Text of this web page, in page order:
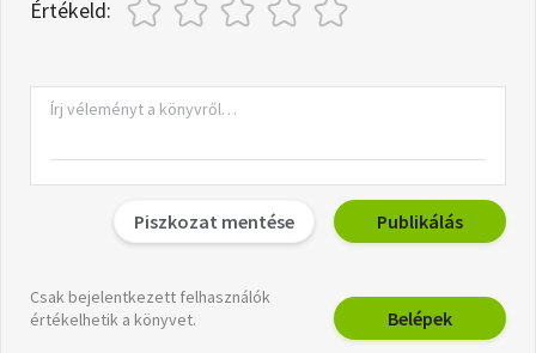
Értékeld:
Piszkozat mentése Publikálás
Csak bejelentkezett felhasználók
értékelhetik a könyvet.
Belépek